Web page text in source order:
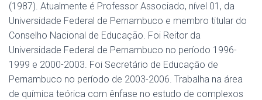
(1987). Atualmente é Professor Associado, nível 01, da
Universidade Federal de Pernambuco e membro titular do
Conselho Nacional de Educação. Foi Reitor da
Universidade Federal de Pernambuco no período 1996-
1999 e 2000-2003. Foi Secretário de Educação de
Pernambuco no período de 2003-2006. Trabalha na área
de química teórica com ênfase no estudo de complexos